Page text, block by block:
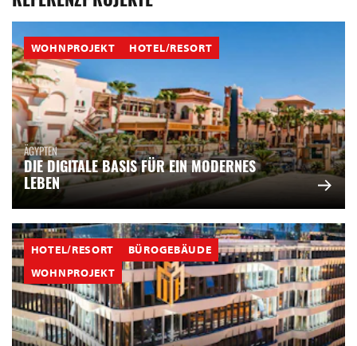
WOHNPROJEKT HOTEL/RESORT
ÄGYPTEN
DIE DIGITALE BASIS FÜR EIN MODERNES
LEBEN
HOTEL/RESORT
BÜROGEBÄUDE
WOHNPROJEKT